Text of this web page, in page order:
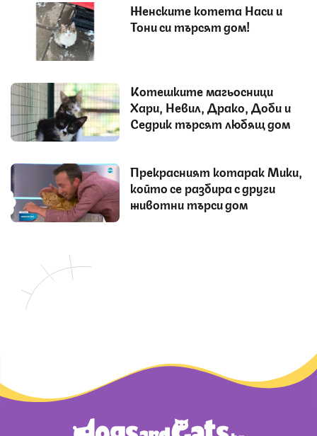
Женските котета Наси и
Тони си търсят дом!
Котешките магьосници
Хари, Невил, Драко, Доби и
Седрик търсят любящ дом
Прекрасният котарак Мики,
който се разбира с други
животни търси дом